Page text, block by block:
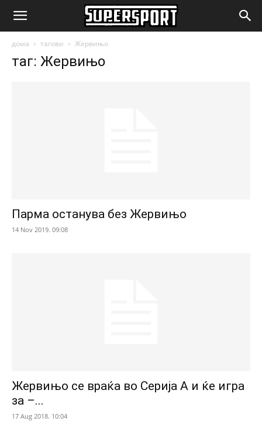
SuperSport.mk
дома тагови Жервињо
таг: Жервињо
Парма останува без Жервињо
14 Nov 2019. 09:08
Жервињо се враќа во Серија А и ќе игра
за –...
17 Aug 2018. 10:04